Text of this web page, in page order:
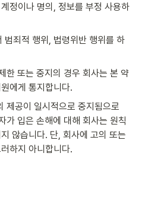
정이나 명의, 정보를 부정 사용하
범죄적 행위, 법령위반 행위를 하
한 또는 중지의 경우 회사는 본 약
에게 통지합니다.
제공이 일시적으로 중지됨으로
가 입은 손해에 대해 회사는 원칙
않습니다. 단, 회사에 고의 또는
하지 아니합니다.